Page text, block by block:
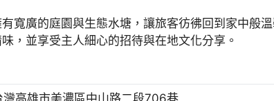
寬廣的庭園與生態水塘，讓旅客彷彿回到家中般
，並享受主人細心的招待與在地文化分享。
高雄市美濃區中山路二段706巷